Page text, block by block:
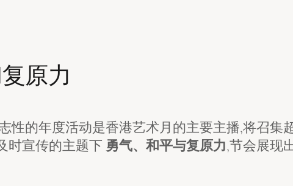
原力
性的年度活动是香港艺术月的主要主播,将召集
时宣传的主题下 勇气、和平与复原力,节会展现